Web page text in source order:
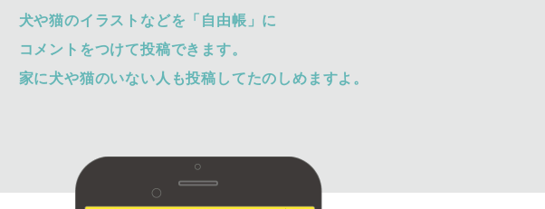
犬や猫のイラストなどを「自由帳」に
コメントをつけて投稿できます。
家に犬や猫のいない人も投稿してたのしめますよ。